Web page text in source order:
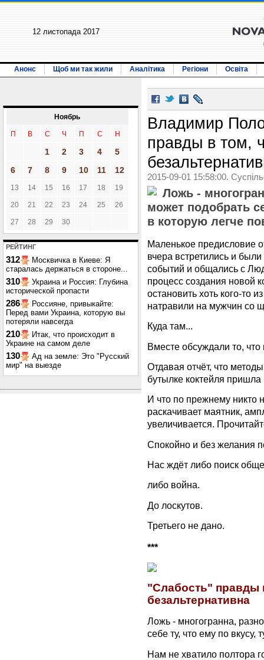
12 листопада 2017
Анонс Щоб ми так жили Аналітика Регіони Освіта
Ноябрь
П В С Ч П С Н
1 2 3 4
5
6
7 8 9 10 11 12
13 14 15 16 17 18 19
20 21 22 23 24 25 26
27 28 29 30
РЕЙТИНГ
312
Москвичка в Киеве: Я
старалась держаться в стороне...
310
Украина и Россия: Глубина
исторической пропасти
286
Россияне, привыкайте:
Перед вами Украина, которую вы
потеряли навсегда
210
Итак, что происходит в
Украине на самом деле
130
Ад на земле: Это "Русский
мир" на выезде
Владимир
правды в том,
2015-09-01 15:58:00.
Ложь -
может подобрать
в которую легче
Маленькое предисловие
вчера встретились и
событий и общались с
процесс создания новой
остановить хоть кого-то
натравили на мужчин со
Куда там...
Вместе обсуждали то,
Отдавая отчёт, что
бутылке коктейля пришла
И что по прежнему никто
раскачивает маятник,
увеличивается.
Спокойно и без желания
Нас ждёт либо поиск
либо война.
До лоскутов.
Третьего не дано.
***
"Слабость" правды
безальтернативна
Ложь - многогранна,
себе ту, что ему по вкусу,
Нам не хватило полтора